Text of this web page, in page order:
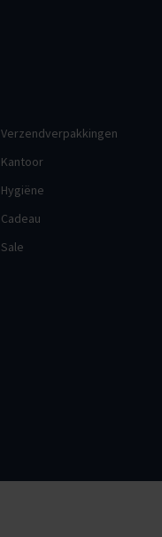
Verzendverpakkingen
Kantoor
Hygiëne
Cadeau
Sale